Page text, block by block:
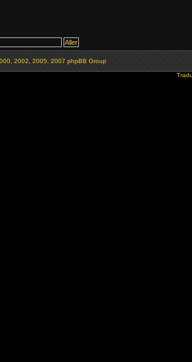
2002, 2005, 2007 phpBB Group